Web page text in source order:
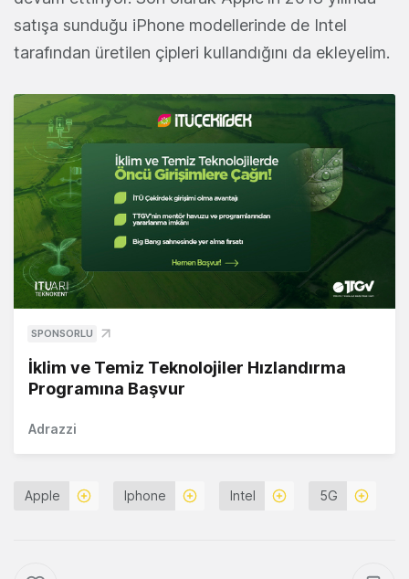
satışa sunduğu iPhone modellerinde de Intel
tarafından üretilen çipleri kullandığını da ekleyelim.
SPONSORLU
İklim ve Temiz Teknolojiler Hızlandırma
Programına Başvur
Adrazzi
Apple Iphone Intel 5G